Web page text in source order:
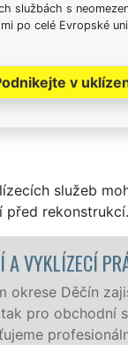
službách s
po celé Evropské
v
služeb
před rekonstrukcí.